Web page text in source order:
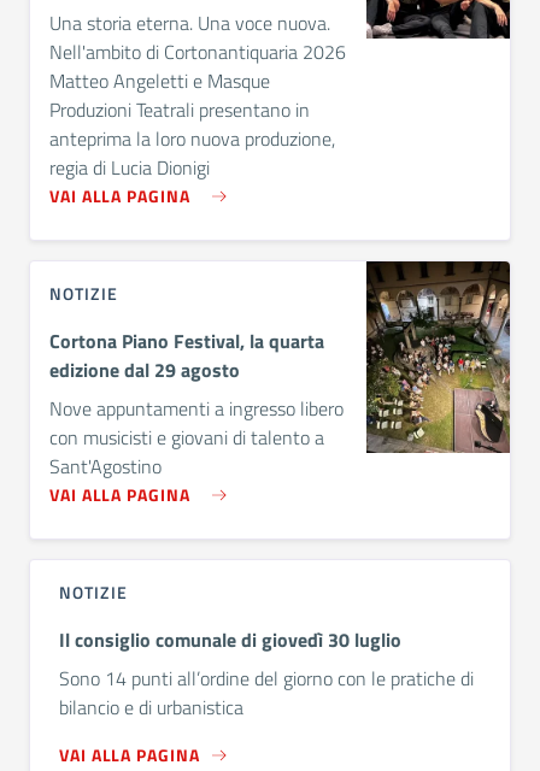
Una storia eterna. Una voce nuova.
Nell'ambito di Cortonantiquaria 2026
Matteo Angeletti e Masque
Produzioni Teatrali presentano in
anteprima la loro nuova produzione,
regia di Lucia Dionigi
VAI ALLA PAGINA
NOTIZIE
Cortona Piano Festival, la quarta
edizione dal 29 agosto
Nove appuntamenti a ingresso libero
con musicisti e giovani di talento a
Sant'Agostino
VAI ALLA PAGINA
NOTIZIE
Il consiglio comunale di giovedì 30 luglio
Sono 14 punti all’ordine del giorno con le pratiche di
bilancio e di urbanistica
VAI ALLA PAGINA